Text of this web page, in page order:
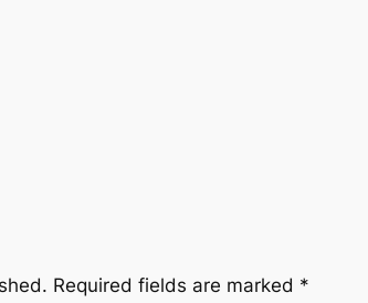
Required fields are marked *